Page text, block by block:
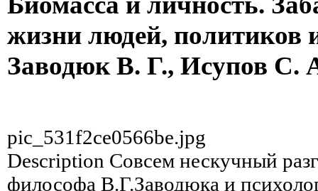
жизни людей, политиков
Заводюк В. Г., Исупов С.
pic_531f2ce0566be.jpg
Description Совсем нескучный
философа В.Г.Заводюка и